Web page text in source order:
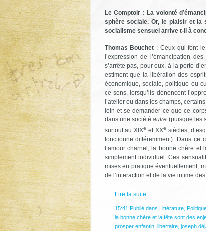
Le Comptoir : La volonté
sphère sociale. Or, le plaisir et la
socialisme sensuel arrive t-il à
Thomas Bouchet : Ceux qui font
l’expression de l’émancipation
s’arrête pas, pour eux, à la porte
estiment que la libération des
économique, sociale, politique ou
ce sens, lorsqu’ils dénoncent
l’atelier ou dans les champs,
loin et se demander ce que ce
dans une sociétéautre (puisque les
surtout au XIXe et XXe siècles,
fonctionne différemment). Dans ce
l’amour charnel, la bonne chère
simplement individuel. Ces
mises en pratique éventuellement,
de l’interaction et de la vie intime
Lire la suite
15:41 Publié dans Littérature, Politique
la bonne chère et la fête sont des
prosper enfantin, libertaire, joseph